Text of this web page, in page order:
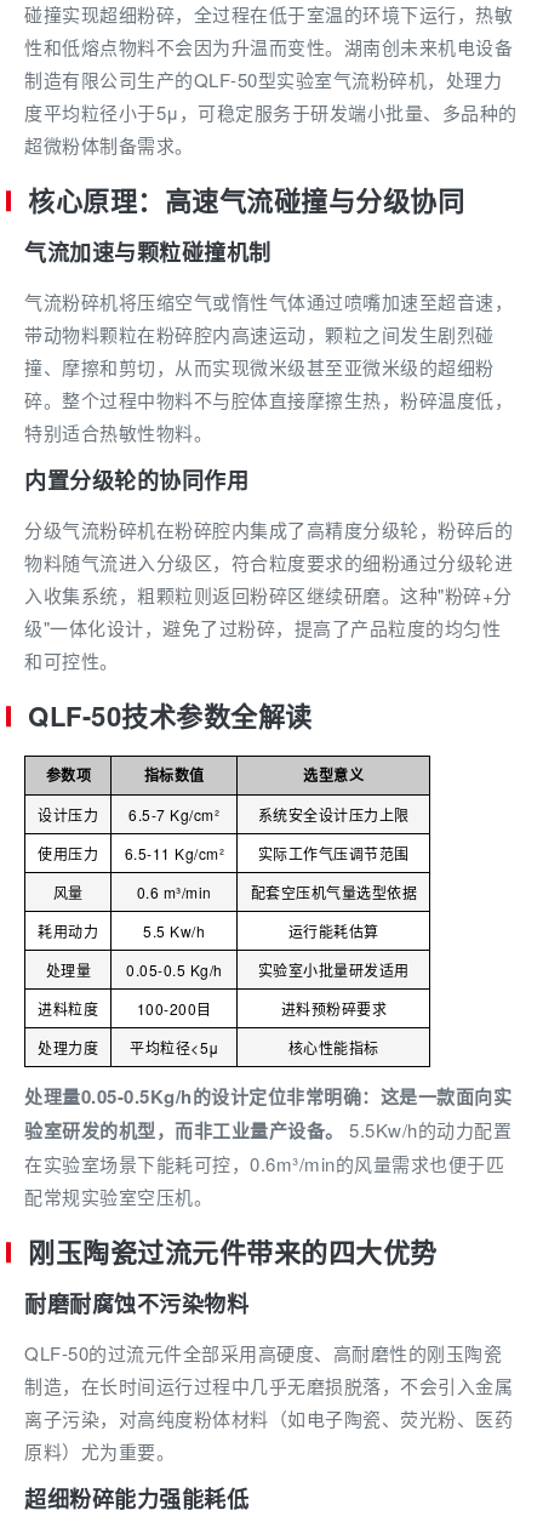
碰撞实现超细粉碎，全过程在低于室温的环境下运行，热敏
性和低熔点物料不会因为升温而变性。湖南创未来机电设备
制造有限公司生产的QLF-50型实验室气流粉碎机，处理力
度平均粒径小于5μ，可稳定服务于研发端小批量、多品种的
超微粉体制备需求。
核心原理：高速气流碰撞与分级协同
气流加速与颗粒碰撞机制
气流粉碎机将压缩空气或惰性气体通过喷嘴加速至超音速，
带动物料颗粒在粉碎腔内高速运动，颗粒之间发生剧烈碰
撞、摩擦和剪切，从而实现微米级甚至亚微米级的超细粉
碎。整个过程中物料不与腔体直接摩擦生热，粉碎温度低，
特别适合热敏性物料。
内置分级轮的协同作用
分级气流粉碎机在粉碎腔内集成了高精度分级轮，粉碎后的
物料随气流进入分级区，符合粒度要求的细粉通过分级轮进
入收集系统，粗颗粒则返回粉碎区继续研磨。这种"粉碎+分
级"一体化设计，避免了过粉碎，提高了产品粒度的均匀性
和可控性。
QLF-50技术参数全解读
参数项 指标数值 选型意义
设计压力 6.5-7 Kg/cm²
系统安全设计压力上限
使用压力
6.5-11 Kg/cm²
实际工作气压调节范围
风量
0.6 m³/min
配套空压机气量选型依据
耗用动力
5.5 Kw/h
运行能耗估算
处理量
0.05-0.5 Kg/h
实验室小批量研发适用
进料粒度
100-200目
进料预粉碎要求
处理力度
平均粒径<5μ 核心性能指标
处理量0.05-0.5Kg/h的设计定位非常明确：这是一款面向实
验室研发的机型，而非工业量产设备。
5.5Kw/h的动力配置
在实验室场景下能耗可控，0.6m³/min的风量需求也便于匹
配常规实验室空压机。
刚玉陶瓷过流元件带来的四大优势
耐磨耐腐蚀不污染物料
QLF-50的过流元件全部采用高硬度、高耐磨性的刚玉陶瓷
制造，在长时间运行过程中几乎无磨损脱落，不会引入金属
离子污染，对高纯度粉体材料（如电子陶瓷、荧光粉、医药
原料）尤为重要。
超细粉碎能力强能耗低